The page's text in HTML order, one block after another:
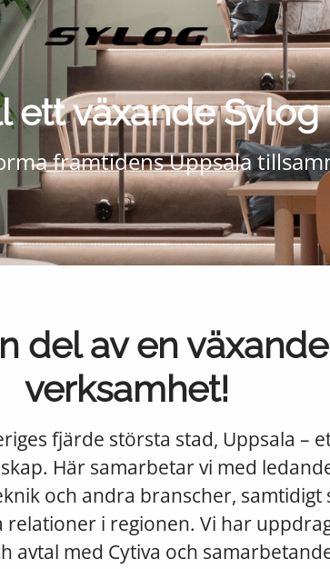
ett växande Sylog
framtidens Uppsala
del av en växande
verksamhet!
fjärde största stad, Uppsala –
Här samarbetar vi med
och andra branscher, samtidigt
relationer i regionen. Vi har
avtal med Cytiva och